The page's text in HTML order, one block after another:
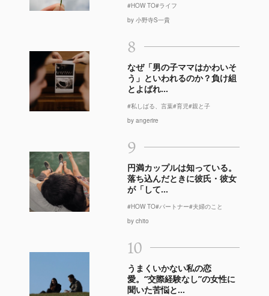
#HOW TO#ライフ
by 小野寺S一貴
8
なぜ「男の子ママはかわいそ
う」といわれるのか？負け組
とよばれ...
#私しばる、言葉#育児#親と子
by angerire
9
円満カップルは知っている。
落ち込んだときに彼氏・彼女
が「して...
#HOW TO#パートナー#夫婦のこと
by chito
10
うまくいかない私の恋
愛。“交際経験なし”の女性に
聞いた苦悩と...